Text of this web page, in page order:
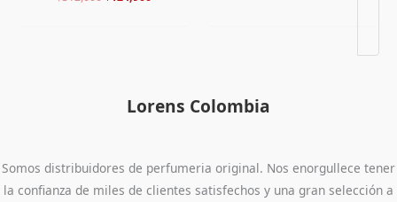
Lorens Colombia
Somos distribuidores de perfumeria original. Nos enorgullece tener
la confianza de miles de clientes satisfechos y una gran selección a